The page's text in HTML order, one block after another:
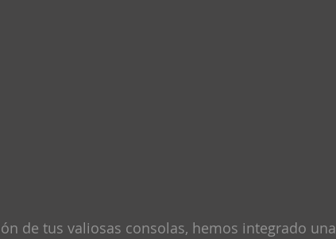
de tus valiosas consolas, hemos integrado una